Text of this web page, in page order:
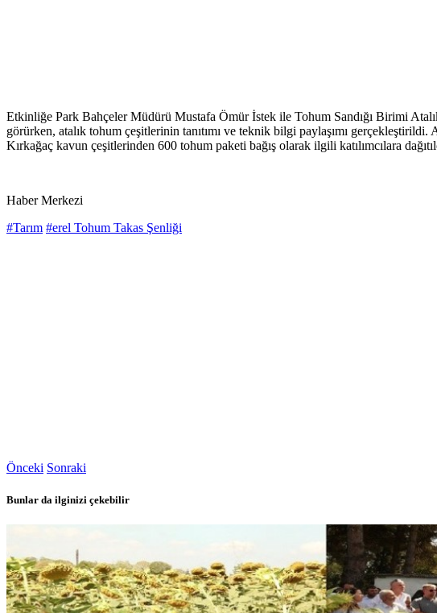
Etkinliğe Park Bahçeler Müdürü Mustafa Ömür İstek ile Tohum Sandığı Birimi
görürken, atalık tohum çeşitlerinin tanıtımı ve teknik bilgi paylaşımı
Kırkağaç kavun çeşitlerinden 600 tohum paketi bağış olarak ilgili katılımcılara
Haber Merkezi
#Tarım #erel Tohum Takas Şenliği
Önceki Sonraki
Bunlar da ilginizi çekebilir